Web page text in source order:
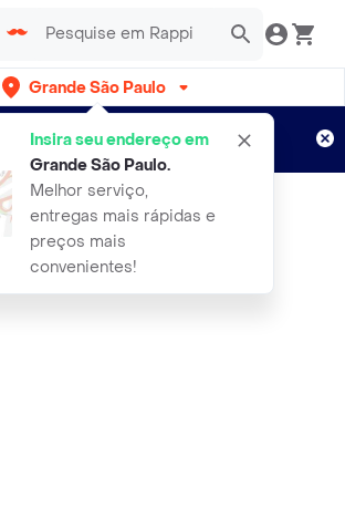
Grande São Paulo
Insira seu endereço em
Grande São Paulo.
Melhor serviço,
entregas mais rápidas e
preços mais
convenientes!
grátis por 15 dias!
Aplicam T&C